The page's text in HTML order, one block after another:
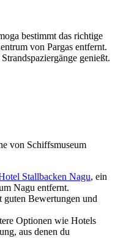
bestimmt das richtige
von Pargas entfernt.
genießt.
von Schiffsmuseum
Stallbacken Nagu, ein
Nagu entfernt.
guten Bewertungen und
Optionen wie Hotels
aus denen du